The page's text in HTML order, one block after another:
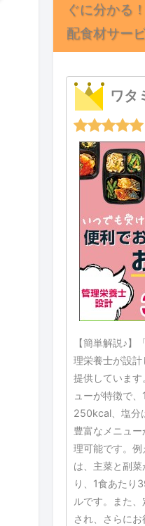
ぐに分かる
配食材サー
ワタ
【簡単解説♪
理栄養士が設
提供しています
ューが特徴で
250kcal、塩分
豊富なメニュ
理可能です。例
は、主菜と副
り、1食あたり
ルです。また
され、さらに